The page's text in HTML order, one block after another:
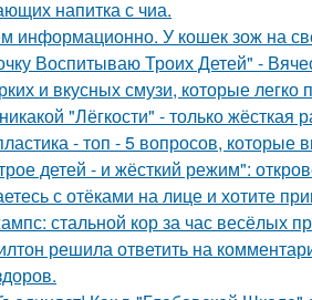
напитка с чиа.
информационно. У кошек зож на
Воспитываю Троих Детей" -
и вкусных смузи, которые легко
"Лёгкости" - только жёсткая
- топ - 5 вопросов, которые
детей - и жёсткий режим":
с отёками на лице и хотите
стальной кор за час весёлых
решила ответить на